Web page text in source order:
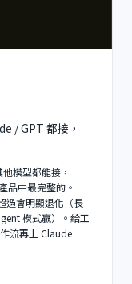
/ GPT 都接，
模型都能接，
品中最完整的。
過會明顯退化（長
模式贏）。給工
流再上 Claude